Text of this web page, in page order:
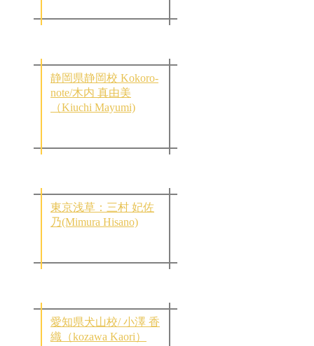
静岡県静岡校 Kokoro-
note/木内 真由美
（Kiuchi Mayumi)
東京浅草：三村 妃佐
乃(Mimura Hisano)
愛知県犬山校/ 小澤 香
織（kozawa Kaori）